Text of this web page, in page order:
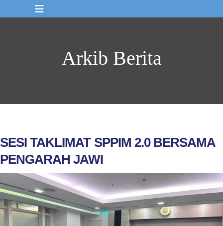
Arkib Berita
SESI TAKLIMAT SPPIM 2.0 BERSAMA
PENGARAH JAWI